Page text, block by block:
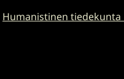
Humanistinen tiedekunta